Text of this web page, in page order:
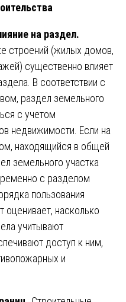
на раздел.
строений (жилых домов,
существенно влияет
В соответствии с
раздел земельного
с учетом
недвижимости. Если на
находящийся в общей
земельного участка
с разделом
пользования
насколько
учитывают
доступ к ним,
и